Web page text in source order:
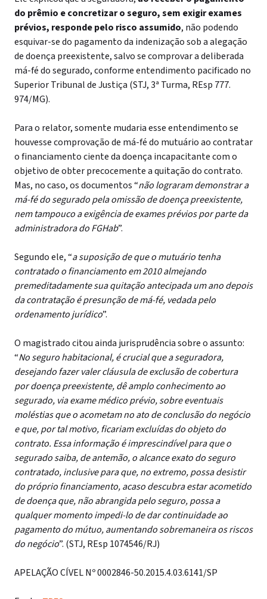
do prêmio e concretizar o seguro, sem exigir exames
prévios, responde pelo risco assumido, não podendo
esquivar-se do pagamento da indenização sob a alegação
de doença preexistente, salvo se comprovar a deliberada
má-fé do segurado, conforme entendimento pacificado no
Superior Tribunal de Justiça (STJ, 3ª Turma, REsp 777.
974/MG).
Para o relator, somente mudaria esse entendimento se
houvesse comprovação de má-fé do mutuário ao contratar
o financiamento ciente da doença incapacitante com o
objetivo de obter precocemente a quitação do contrato.
Mas, no caso, os documentos “não lograram demonstrar a
má-fé do segurado pela omissão de doença preexistente,
nem tampouco a exigência de exames prévios por parte da
administradora do FGHab”.
Segundo ele, “a suposição de que o mutuário tenha
contratado o financiamento em 2010 almejando
premeditadamente sua quitação antecipada um ano depois
da contratação é presunção de má-fé, vedada pelo
ordenamento jurídico”.
O magistrado citou ainda jurisprudência sobre o assunto:
“No seguro habitacional, é crucial que a seguradora,
desejando fazer valer cláusula de exclusão de cobertura
por doença preexistente, dê amplo conhecimento ao
segurado, via exame médico prévio, sobre eventuais
moléstias que o acometam no ato de conclusão do negócio
e que, por tal motivo, ficariam excluídas do objeto do
contrato. Essa informação é imprescindível para que o
segurado saiba, de antemão, o alcance exato do seguro
contratado, inclusive para que, no extremo, possa desistir
do próprio financiamento, acaso descubra estar acometido
de doença que, não abrangida pelo seguro, possa a
qualquer momento impedi-lo de dar continuidade ao
pagamento do mútuo, aumentando sobremaneira os riscos
do negócio”. (STJ, REsp 1074546/RJ)
APELAÇÃO CÍVEL Nº 0002846-50.2015.4.03.6141/SP